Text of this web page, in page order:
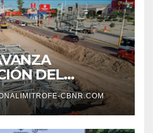
DEL
ORIENTE,
CBNR.COM